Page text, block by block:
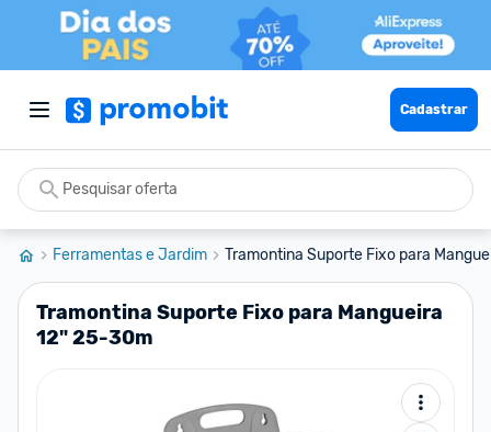
Cadastrar
Ferramentas e Jardim Tramontina Suporte Fixo para
Tramontina Suporte Fixo para Mangueira
12" 25-30m